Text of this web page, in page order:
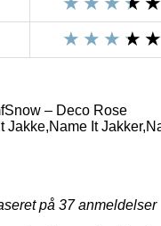
– Deco Rose
Jakke,Name It
på 37anmeldelser